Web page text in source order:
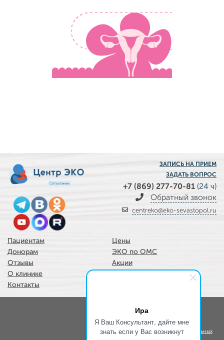
Ира
Я Ваш Консультант, дайте мне
знать если у Вас возникнут
Пациентам
Донорам
Отзывы
О клинике
Контакты
Цены
ЭКО по ОМС
Акции
ЗАПИСЬ НА ПРИЕМ
ЗАДАТЬ ВОПРОС
+7 (869) 277-70-81(24 ч)
Обратный звонок
centreko@eko-sevastopol.ru
Положение об
обработке персональных